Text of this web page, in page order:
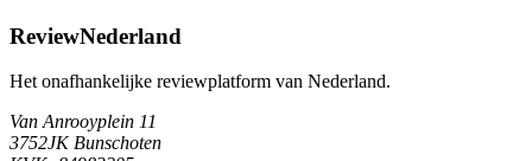
ReviewNederland
Het onafhankelijke reviewplatform van Nederland.
Van Anrooyplein 11
3752JK Bunschoten